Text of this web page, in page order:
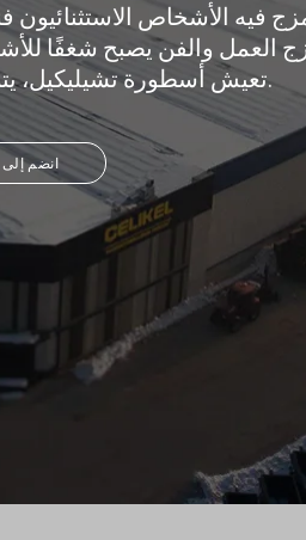
فيه الأشخاص الاستثنائيون
العمل والفن يصبح شغفًا
تعيش أسطورة تشيليكيل، يتم إنتاج آلات شديدة التحمل وصعبة.
انضم إلى